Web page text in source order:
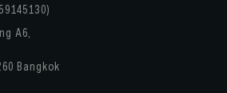
A6,
Bangkok